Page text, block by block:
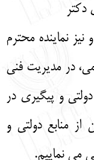
نماینده محترم
در مدیریت فنی
و پیگیری در
از منابع دولتی و
می نماییم.